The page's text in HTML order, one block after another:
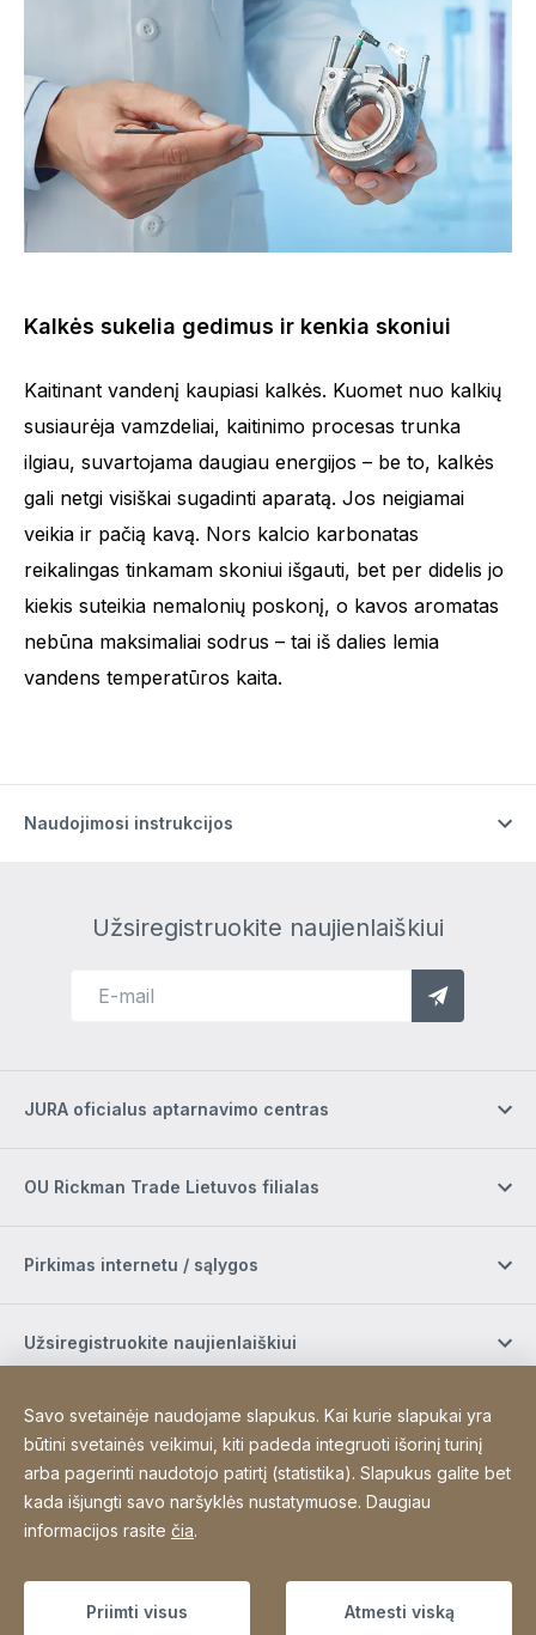
Kalkės sukelia gedimus ir kenkia skoniui
Kaitinant vandenį kaupiasi kalkės. Kuomet nuo kalkių
susiaurėja vamzdeliai, kaitinimo procesas trunka
ilgiau, suvartojama daugiau energijos – be to, kalkės
gali netgi visiškai sugadinti aparatą. Jos neigiamai
veikia ir pačią kavą. Nors kalcio karbonatas
reikalingas tinkamam skoniui išgauti, bet per didelis jo
kiekis suteikia nemalonių poskonį, o kavos aromatas
nebūna maksimaliai sodrus – tai iš dalies lemia
vandens temperatūros kaita.
Naudojimosi instrukcijos
Užsiregistruokite naujienlaiškiui
JURA oficialus aptarnavimo centras
OU Rickman Trade Lietuvos filialas
Pirkimas internetu / sąlygos
Užsiregistruokite naujienlaiškiui
Socialinė žiniasklaida
Site Web
[Website information]
Padėkos Sitemap
Copyright © 2026
Savo svetainėje naudojame slapukus. Kai kurie slapukai yra
būtini svetainės veikimui, kiti padeda integruoti išorinį turinį
arba pagerinti naudotojo patirtį (statistika). Slapukus galite bet
kada išjungti savo naršyklės nustatymuose. Daugiau
informacijos rasite čia.
Priimti visus Atmesti viską